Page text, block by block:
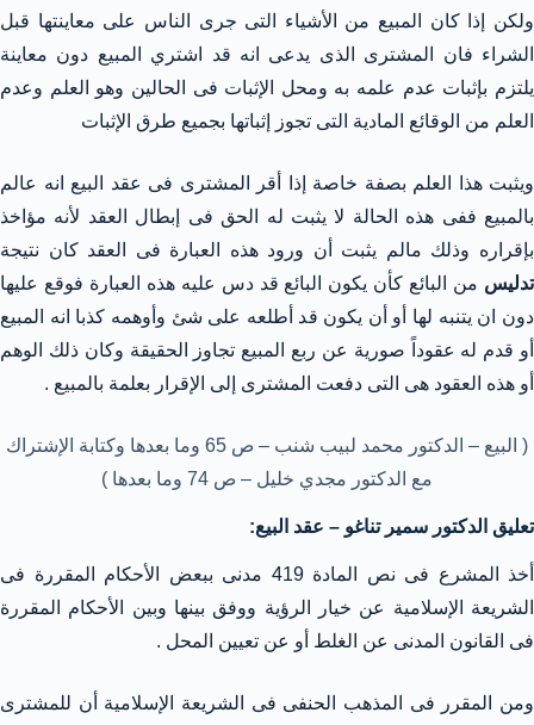
ولكن إذا كان المبيع من الأشياء التى جرى الناس على معاينتها قبل
الشراء فان المشترى الذى يدعى انه قد اشتري المبيع دون معاينة
يلتزم بإثبات عدم علمه به ومحل الإثبات فى الحالين وهو العلم وعدم
العلم من الوقائع المادية التى تجوز إثباتها بجميع طرق الإثبات
ويثبت هذا العلم بصفة خاصة إذا أقر المشترى فى عقد البيع انه عالم
بالمبيع ففى هذه الحالة لا يثبت له الحق فى إبطال العقد لأنه مؤاخذ
بإقراره وذلك مالم يثبت أن ورود هذه العبارة فى العقد كان نتيجة
تدليس من البائع كأن يكون البائع قد دس عليه هذه العبارة فوقع عليها
دون ان يتنبه لها أو أن يكون قد أطلعه على شئ وأوهمه كذبا انه المبيع
أو قدم له عقوداً صورية عن ربع المبيع تجاوز الحقيقة وكان ذلك الوهم
أو هذه العقود هى التى دفعت المشترى إلى الإقرار بعلمة بالمبيع .
( البيع – الدكتور محمد لبيب شنب – ص 65 وما بعدها وكتابة الإشتراك
مع الدكتور مجدي خليل – ص 74 وما بعدها )
تعليق الدكتور سمير تناغو – عقد البيع:
أخذ المشرع فى نص المادة 419 مدنى ببعض الأحكام المقررة فى
الشريعة الإسلامية عن خيار الرؤية ووفق بينها وبين الأحكام المقررة
فى القانون المدنى عن الغلط أو عن تعيين المحل .
ومن المقرر فى المذهب الحنفى فى الشريعة الإسلامية أن للمشترى